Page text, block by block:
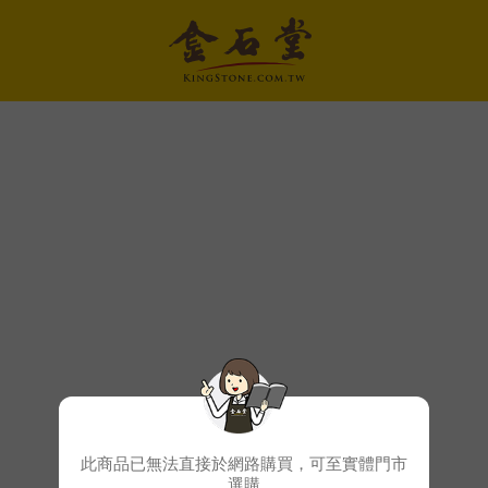
此商品已無法直接於網路購買，可至實體門市
選購